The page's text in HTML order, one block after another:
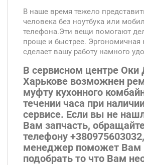
В наше время тежело
человека без ноутбука или
телефона.Эти вещи помогают
проще и быстрее. Эргономичная
сделает вашу работу намного
В сервисном центре Оки
Харькове возможнен
муфту кухонного
течении часа при
сервисе. Если вы не
Вам запчасть,
телефону
менеджер поможет Вам
подобрать то что Вам